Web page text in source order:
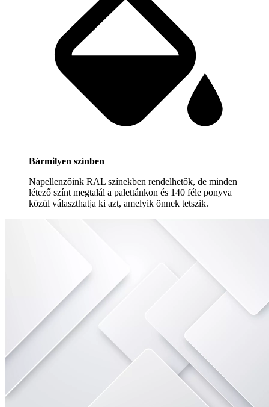
Bármilyen színben
Napellenzőink RAL színekben rendelhetők, de minden
létező színt megtalál a palettánkon és 140 féle ponyva
közül választhatja ki azt, amelyik önnek tetszik.